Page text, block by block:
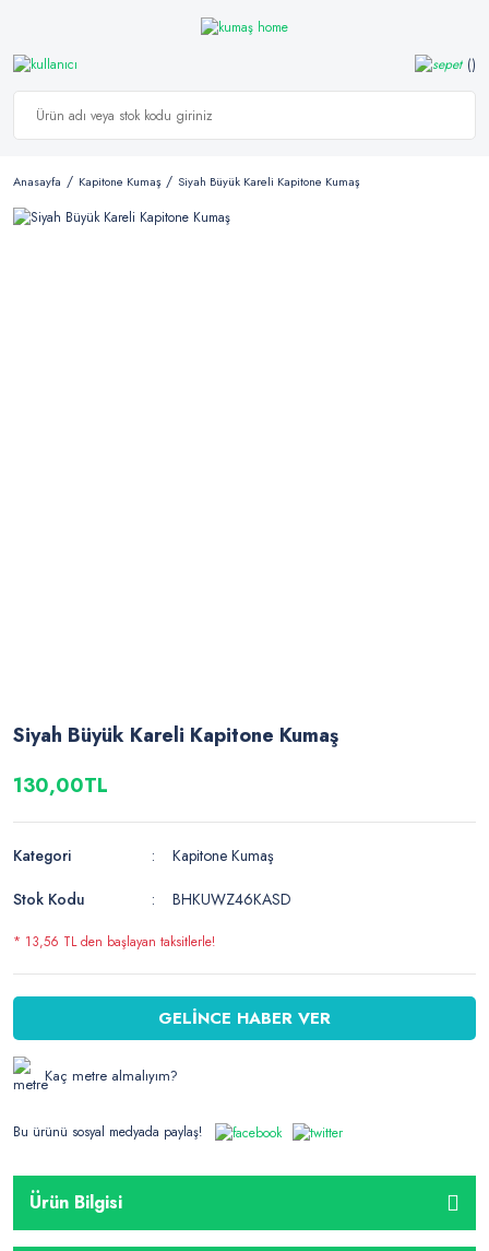
Anasayfa Kapitone Kumaş Siyah Büyük Kareli Kapitone Kumaş
Siyah Büyük Kareli Kapitone Kumaş
130,00TL
Kategori
Kapitone Kumaş
Stok Kodu
BHKUWZ46KASD
* 13,56 TL den başlayan taksitlerle!
GELİNCE HABER VER
Kaç metre almalıyım?
Bu ürünü sosyal medyada paylaş!
Ürün Bilgisi